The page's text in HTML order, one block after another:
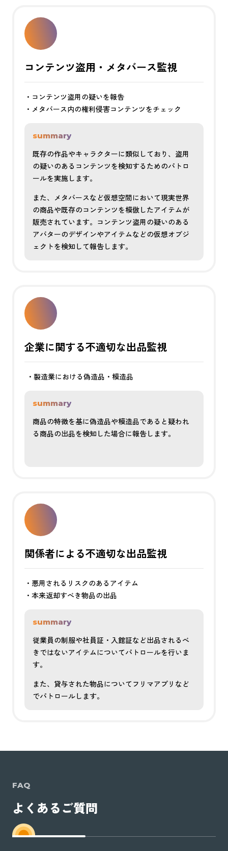
コンテンツ盗用・メタバース監視
・コンテンツ盗用の疑いを報告
・メタバース内の権利侵害コンテンツをチェック
summary
既存の作品やキャラクターに類似しており、盗用
の疑いのあるコンテンツを検知するためのパトロ
ールを実施します。
また、メタバースなど仮想空間において現実世界
の商品や既存のコンテンツを模倣したアイテムが
販売されています。コンテンツ盗用の疑いのある
アバターのデザインやアイテムなどの仮想オブジ
ェクトを検知して報告します。
企業に関する不適切な出品監視
・製造業における偽造品・模造品
summary
商品の特徴を基に偽造品や模造品であると疑われ
る商品の出品を検知した場合に報告します。
関係者による不適切な出品監視
・悪用されるリスクのあるアイテム
・本来返却すべき物品の出品
summary
従業員の制服や社員証・入館証など出品されるべ
きではないアイテムについてパトロールを行いま
す。
また、貸与された物品についてフリマアプリなど
でパトロールします。
FAQ
よくあるご質問